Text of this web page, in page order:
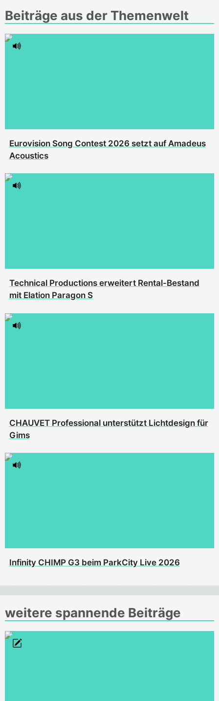
Beiträge aus der Themenwelt
Eurovision Song Contest 2026 setzt auf Amadeus
Acoustics
Technical Productions erweitert Rental-Bestand
mit Elation Paragon S
CHAUVET Professional unterstützt Lichtdesign für
Gims
Infinity CHIMP G3 beim ParkCity Live 2026
weitere spannende Beiträge